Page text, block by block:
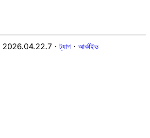
2026.04.22.7 ·ট্যাগ · আর্কাইভ